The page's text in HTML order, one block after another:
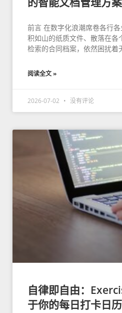
前言 在数字化浪潮席卷各行
积如山的纸质文件、散落在各
检索的合同档案，依然困扰着
阅读全文 »
2026-07-02 没有评论
自律即自由：
于你的每日打卡日历